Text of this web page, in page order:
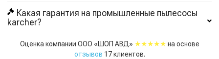
Какая гарантия на промышленные пылесосы
karcher?
Оценка компании ООО «ШОП АВД» ★★★★★ на основе
отзывов 17клиентов.